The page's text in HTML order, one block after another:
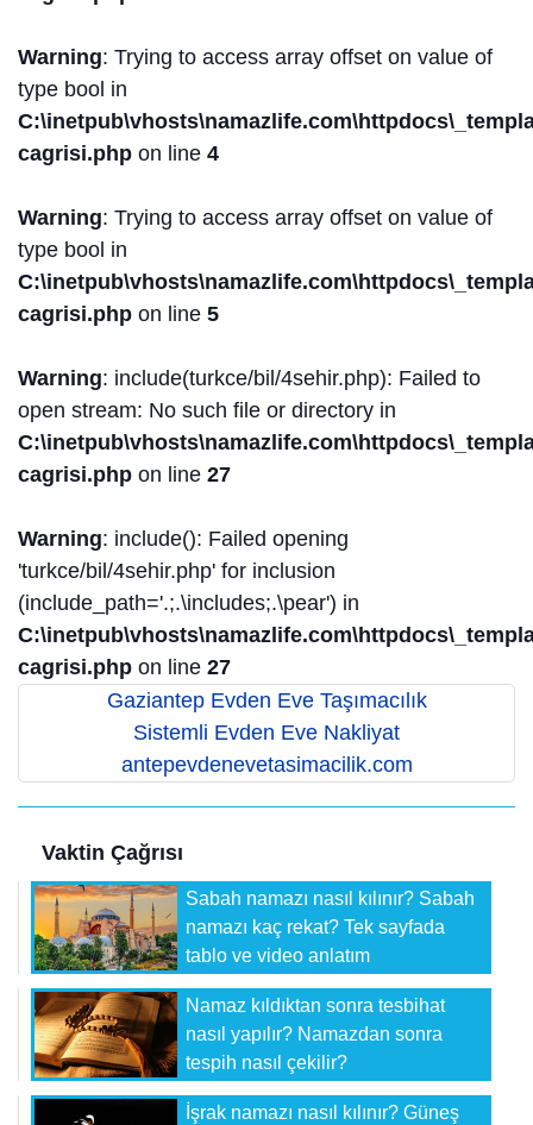
Warning: Trying to access array offset on value of
type bool in
cagrisi.php on line 4
Warning: Trying to access array offset on value of
type bool in
cagrisi.php on line 5
Warning: include(turkce/bil/4sehir.php): Failed to
open stream: No such file or directory in
cagrisi.php on line 27
Warning: include(): Failed opening
'turkce/bil/4sehir.php' for inclusion
(include_path='.;.\includes;.\pear') in
cagrisi.php on line 27
Gaziantep Evden Eve Taşımacılık
Sistemli Evden Eve Nakliyat
antepevdenevetasimacilik.com
Vaktin Çağrısı
Sabah namazı nasıl kılınır? Sabah
namazı kaç rekat? Tek sayfada
tablo ve video anlatım
Namaz kıldıktan sonra tesbihat
nasıl yapılır? Namazdan sonra
tespih nasıl çekilir?
İşrak namazı nasıl kılınır? Güneş